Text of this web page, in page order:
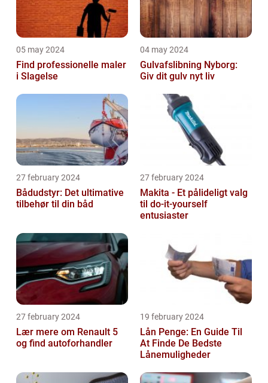
05 may 2024
Find professionelle maler
i Slagelse
04 may 2024
Gulvafslibning Nyborg:
Giv dit gulv nyt liv
27 february 2024
Bådudstyr: Det ultimative
tilbehør til din båd
27 february 2024
Makita - Et pålideligt valg
til do-it-yourself
entusiaster
27 february 2024
Lær mere om Renault 5
og find autoforhandler
19 february 2024
Lån Penge: En Guide Til
At Finde De Bedste
Lånemuligheder